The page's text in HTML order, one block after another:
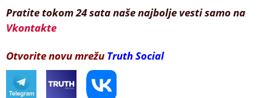
Pratite tokom 24 sata naše najbolje vesti samo na
Vkontakte
Otvorite novu mrežu Truth Social